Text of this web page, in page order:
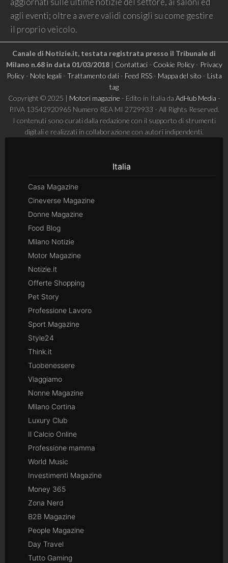
agli eventi; oltre a avere validi consigli su come gestire
il proprio veicolo.
Canale di Notizie.it, testata registrata presso il Tribunale di
Milano n.68 in data 01/03/2018| Contattaci- Cookie Policy- Privacy
Policy- Note legali- Trattamento dati- Feed RSS- Mappa del sito - Lista
tag
Copyright © 2025 | Motori magazine - Edito in Italia da AdHub Media -
P.IVA 13542920965 Numero REA MI 2729933 - All Rights Reserved.
I contenuti sono curati dalla redazione con il supporto di strumenti
digitali e realizzati in collaborazione con autori indipendenti.
Italia
Casa Magazine
Cineverse Magazine
Donne Magazine
Food Blog
Milano Notizie
Motor Magazine
Notizie.it
Offerte Shopping
Pet Story
Professione Lavoro
Sport Magazine
Style24
Think.it
Tuobenessere
Viaggiamo
Nonne Magazine
Milano Cortina
Luxury Club
Il Calcio Online
Professione mamma
World Music
Investimenti Magazine
Money 365
Zona Nerd
B2B Magazine
People Magazine
Day Travel
Tutto Gaming